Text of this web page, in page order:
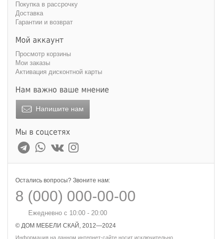
Покупка в рассрочку
Доставка
Гарантии и возврат
Мой аккаунт
Просмотр корзины
Мои заказы
Активация дисконтной карты
Нам важно ваше мнение
Напишите нам
Мы в соцсетях
Остались вопросы? Звоните нам:
8 (000) 000-00-00
Ежедневно с 10:00 - 20:00
© ДОМ МЕБЕЛИ СКАЙ, 2012—2024
Информация на данном интернет-сайте носит исключительно